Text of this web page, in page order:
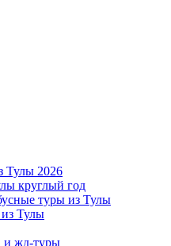
Тулы 2026
круглый год
туры из Тулы
Тулы
и жд-туры